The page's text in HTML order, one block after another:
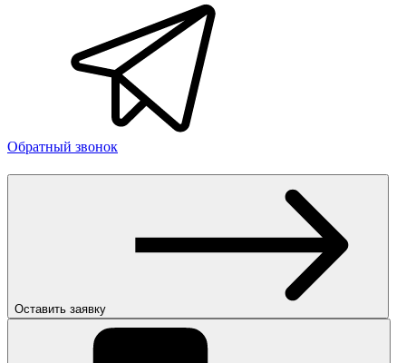
Обратный звонок
Оставить заявку